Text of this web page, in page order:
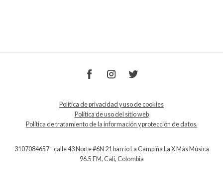
Política de privacidad y uso de cookies
Política de uso del sitio web
Política de tratamiento de la información y protección de datos.
3107084657 - calle 43 Norte #6N 21 barrio La Campiña La X Más Música
96.5 FM, Cali, Colombia